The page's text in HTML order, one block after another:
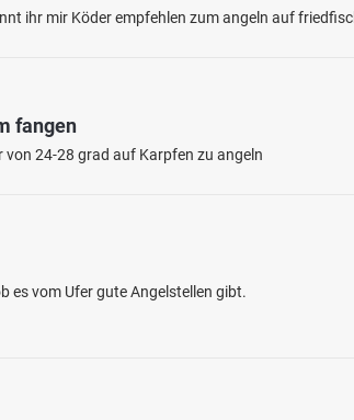
ihr mir Köder empfehlen zum angeln auf
fangen
von 24-28 grad auf Karpfen zu angeln
es vom Ufer gute Angelstellen gibt.